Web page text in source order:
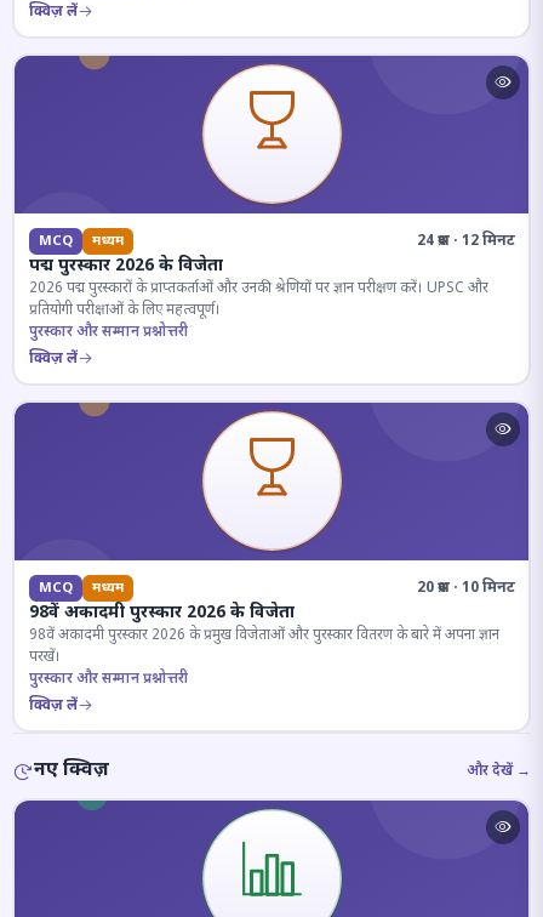
क्विज़ लें
MCQ मध्यम 24 प्रश्न · 12 मिनट
पद्म पुरस्कार 2026 के विजेता
2026 पद्म पुरस्कारों के प्राप्तकर्ताओं और उनकी श्रेणियों पर ज्ञान परीक्षण करें। UPSC और
प्रतियोगी परीक्षाओं के लिए महत्वपूर्ण।
पुरस्कार और सम्मान प्रश्नोत्तरी
क्विज़ लें
MCQ मध्यम 20 प्रश्न · 10 मिनट
98वें अकादमी पुरस्कार 2026 के विजेता
98वें अकादमी पुरस्कार 2026 के प्रमुख विजेताओं और पुरस्कार वितरण के बारे में अपना ज्ञान
परखें।
पुरस्कार और सम्मान प्रश्नोत्तरी
क्विज़ लें
नए क्विज़ और देखें →